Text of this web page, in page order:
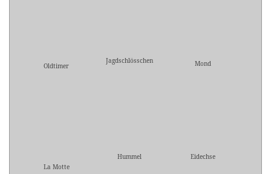
Oldtimer
Jagdschlösschen Mond
La Motte
Hummel Eidechse